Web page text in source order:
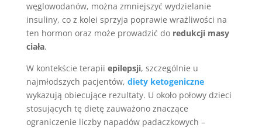
węglowodanów, można zmniejszyć wydzielanie
insuliny, co z kolei sprzyja poprawie wrażliwości na
ten hormon oraz może prowadzić do redukcji masy
ciała.
W kontekście terapii epilepsji, szczególnie u
najmłodszych pacjentów, diety ketogeniczne
wykazują obiecujące rezultaty. U około połowy dzieci
stosujących tę dietę zauważono znaczące
ograniczenie liczby napadów padaczkowych –